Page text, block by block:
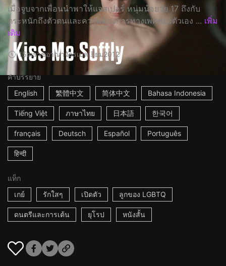
เมื่อจูบจากเพื่อนนำพาให้แจสเปอร์ หนุ่มน้อยวัย 17 ถึงกับ
ตระหนักถึงตัวตนและความต้องการทางเพศของตัวเอง ... เพิ่ม
เติม
15mราชอาณาจักรเบลเยียม2012
คำบรรยาย
English
繁體中文 简体中文 Bahasa Indonesia
Tiếng Việt ภาษาไทย 日本語 한국어
français Deutsch Español Português
हिन्दी
แท็ก
เกย์
รักใสๆ เปิดตัว ลูกของ LGBTQ
ดนตรีและการเต้น ยุโรป หนังสั้น